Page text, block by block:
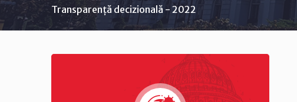
Transparență decizională - 2022